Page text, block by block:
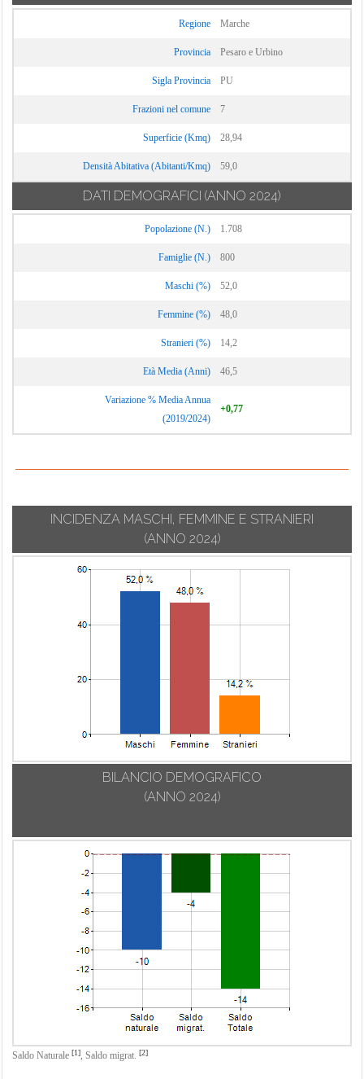
Regione Marche
Provincia Pesaro e Urbino
Sigla Provincia PU
Frazioni nel comune 7
Superficie (Kmq) 28,94
Densità Abitativa (Abitanti/Kmq) 59,0
DATI DEMOGRAFICI (ANNO 2024)
Popolazione (N.) 1.708
Famiglie (N.) 800
Maschi (%) 52,0
Femmine (%) 48,0
Stranieri (%) 14,2
Età Media (Anni) 46,5
Variazione % Media Annua
(2019/2024)
+0,77
INCIDENZA MASCHI, FEMMINE E STRANIERI
(ANNO 2024)
BILANCIO DEMOGRAFICO
(ANNO 2024)
Saldo Naturale [1], Saldo migrat. [2]